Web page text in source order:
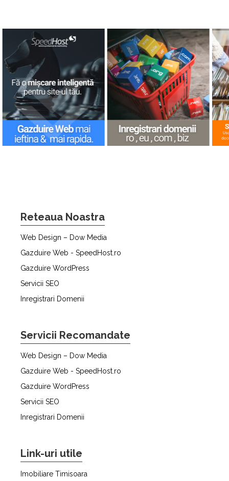
Reteaua Noastra
Web Design – Dow Media
Gazduire Web - SpeedHost.ro
Gazduire WordPress
Servicii SEO
Inregistrari Domenii
Servicii Recomandate
Web Design – Dow Media
Gazduire Web - SpeedHost.ro
Gazduire WordPress
Servicii SEO
Inregistrari Domenii
Link-uri utile
Imobiliare Timisoara